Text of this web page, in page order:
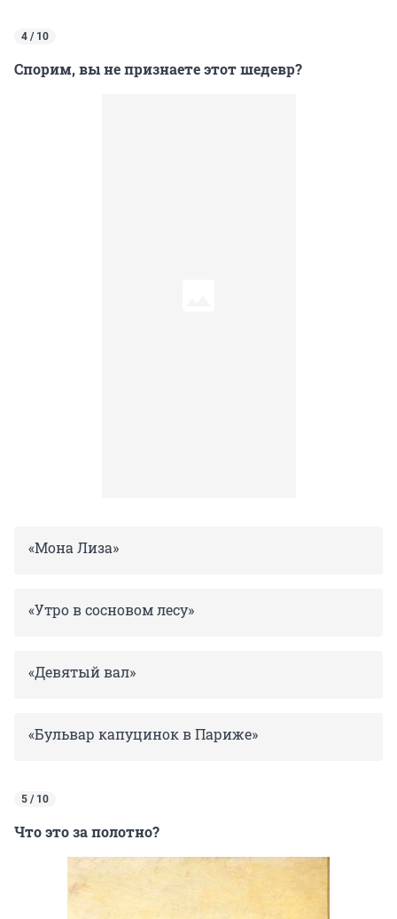
4 / 10
Спорим, вы не признаете этот шедевр?
«Мона Лиза»
«Утро в сосновом лесу»
«Девятый вал»
«Бульвар капуцинок в Париже»
5 / 10
Что это за полотно?